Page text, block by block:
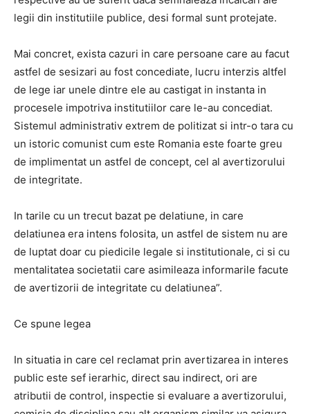
legii din institutiile publice, desi formal sunt protejate.
Mai concret, exista cazuri in care persoane care au facut
astfel de sesizari au fost concediate, lucru interzis altfel
de lege iar unele dintre ele au castigat in instanta in
procesele impotriva institutiilor care le-au concediat.
Sistemul administrativ extrem de politizat si intr-o tara cu
un istoric comunist cum este Romania este foarte greu
de implimentat un astfel de concept, cel al avertizorului
de integritate.
In tarile cu un trecut bazat pe delatiune, in care
delatiunea era intens folosita, un astfel de sistem nu are
de luptat doar cu piedicile legale si institutionale, ci si cu
mentalitatea societatii care asimileaza informarile facute
de avertizorii de integritate cu delatiunea”.
Ce spune legea
In situatia in care cel reclamat prin avertizarea in interes
public este sef ierarhic, direct sau indirect, ori are
atributii de control, inspectie si evaluare a avertizorului,